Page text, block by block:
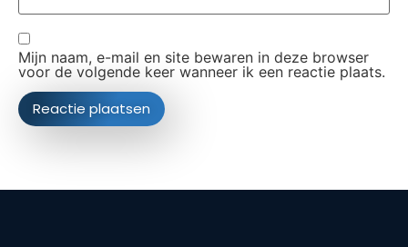
Mijn naam, e-mail en site bewaren in deze browser
voor de volgende keer wanneer ik een reactie plaats.